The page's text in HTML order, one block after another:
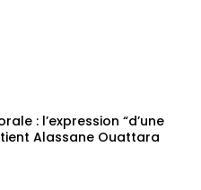
: l’expression “d’une
Alassane Ouattara